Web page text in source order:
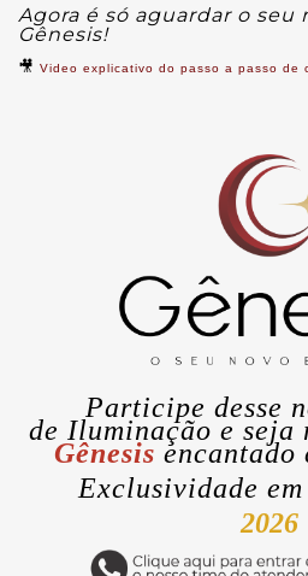
Agora é só aguardar o seu
Gênesis!
🎥 Video explicativo do passo a passo de
Participe desse
de Iluminação e seja
Gênesis encantado
Exclusividade
2026